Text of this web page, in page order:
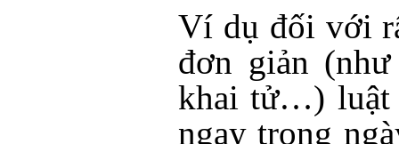
Ví dụ đối với
đơn giản
khai tử…) luật
ngay trong